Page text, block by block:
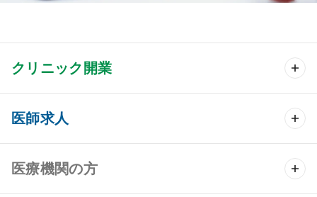
クリニック開業
クリニック開業 TOP
クリニック物件検索
医師求人
医師求人 TOP
医療機関の方